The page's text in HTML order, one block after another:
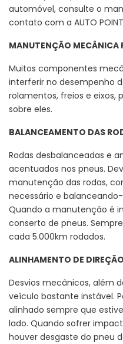
automóvel, consulte o
contato com a AUTO
MANUTENÇÃO MECÂNICA
Muitos componentes
interferir no desempenho
rolamentos, freios e eixos,
sobre eles.
BALANCEAMENTO DAS
Rodas desbalanceadas e
acentuados nos pneus.
manutenção das rodas,
necessário e
Quando a manutenção é
conserto de pneus.
cada 5.000km rodados.
ALINHAMENTO DE DIREÇÃO
Desvios mecânicos, além
veículo bastante instável.
alinhado sempre que
lado. Quando sofrer
houver desgaste do pneu